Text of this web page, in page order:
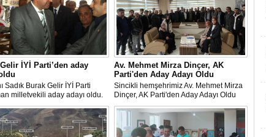
İYİ Parti’den aday
Sadık Burak Gelir İYİ Parti
milletvekili aday adayı oldu.
Av. Mehmet Mirza Dinçer, AK
Parti'den Aday Adayı Oldu
Sincikli hemşehrimiz Av. Mehmet Mirza
Dinçer, AK Parti'den Aday Adayı Oldu